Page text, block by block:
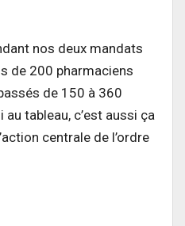
nos deux mandats
de 200 pharmaciens
de 150 à 360
tableau, c’est aussi ça
centrale de l’ordre